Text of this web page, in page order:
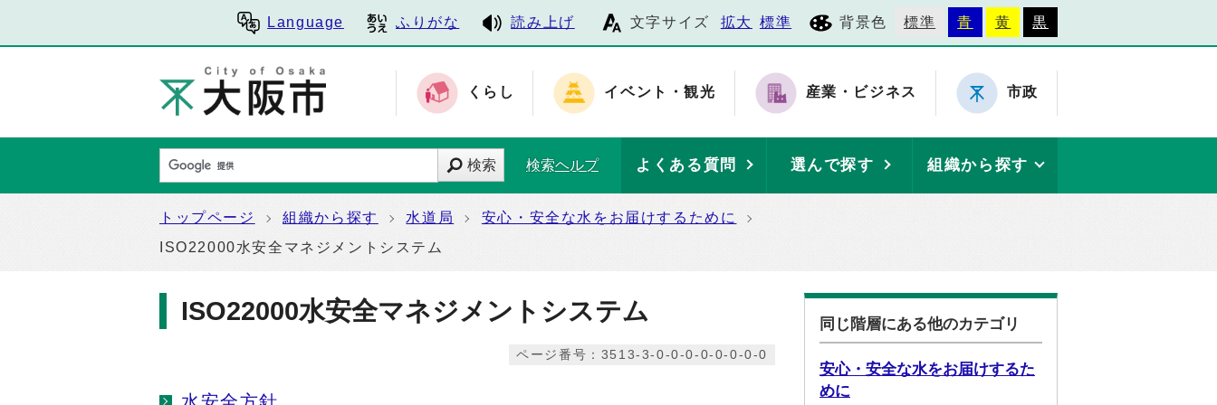
Language ふりがな 読み上げ 文字サイズ 拡大 標準 背景色 標準 青 黄 黒
くらし イベント・観光 産業・ビジネス 市政
検索 検索ヘルプ よくある質問 選んで探す 組織から探す
トップページ 組織から探す 水道局
安心・安全な水をお届けするために
ISO22000水安全マネジメントシステム
ISO22000水安全マネジメントシステム
ページ番号：3513-3-0-0-0-0-0-0-0-0
同じ階層にある他のカテゴリ
安心・安全な水をお届けするた
めに